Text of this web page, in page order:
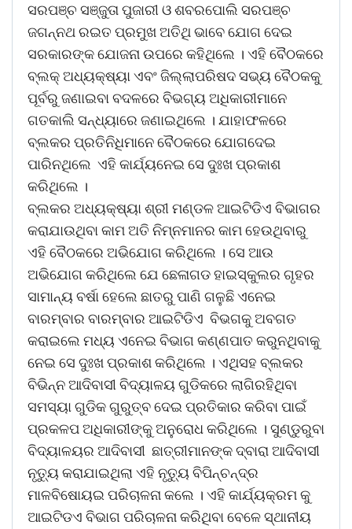
ସରପଞ୍ଚ ସଞ୍ଜୁତା ପୁଜାରୀ ଓ ଶବରପୋଲି ସରପଞ୍ଚ
ଜଗନ୍ନଥ ରଇତ ପ୍ରମୁଖ ଅତିଥି ଭାବେ ଯୋଗ ଦେଇ
ସରକାରଙ୍କ ଯୋଜନା ଉପରେ କହିଥିଲେ । ଏହି ବୈଠକରେ
ବ୍ଲକ୍ ଅଧ୍ୟକ୍ଷ୍ୟା ଏବଂ ଜିଲ୍ଲାପରିଷଦ ସଭ୍ୟ ବୈଠକକୁ
ପୂର୍ବରୁ ଜଣାଇବା ବଦଳରେ ବିଭଗ୍ୟ ଅଧିକାରୀମାନେ
ଗତକାଲି ସନ୍ଧ୍ୟାରେ ଜଣାଇଥିଲେ । ଯାହାଫଳରେ
ବ୍ଲକର ପ୍ରତିନିଧିମାନେ ବୈଠକରେ ଯୋଗଦେଇ
ପାରିନଥିଲେ ଏହି କାର୍ଯ୍ୟନେଇ ସେ ଦୁଃଖ ପ୍ରକାଶ
କରିଥିଲେ ।
ବ୍ଲକର ଅଧ୍ୟକ୍ଷ୍ୟା ଶ୍ରୀ ମଣ୍ଡଳ ଆଇଟିଡିଏ ବିଭାଗର
କରାଯାଉଥିବା କାମ ଅତି ନିମ୍ନମାନର କାମ ହେଉଥିବାରୁ
ଏହି ବୈଠକରେ ଅଭିଯୋଗ କରିଥିଲେ । ସେ ଆଉ
ଅଭିଯୋଗ କରିଥିଲେ ଯେ ଛେଳାଗଡ ହାଇସ୍କୁଲର ଗୃହର
ସାମାନ୍ୟ ବର୍ଷା ହେଲେ ଛାତରୁ ପାଣି ଗଳୁଛି ଏନେଇ
ବାରମ୍ବାର ବାରମ୍ବାର ଆଇଟିଡିଏ ବିଭଗକୁ ଅବଗତ
କରାଇଲେ ମଧ୍ୟ ଏନେଇ ବିଭାଗ କଣ୍ଣପାତ କରୁନଥିବାକୁ
ନେଇ ସେ ଦୁଃଖ ପ୍ରକାଶ କରିଥିଲେ । ଏଥିସହ ବ୍ଲକର
ବିଭିନ୍ନ ଆଦିବାସୀ ବିଦ୍ୟାଳୟ ଗୁଡିକରେ ଲାଗିରହିଥିବା
ସମସ୍ୟା ଗୁଡିକ ଗୁରୁତ୍ବ ଦେଇ ପ୍ରତିକାର କରିବା ପାଇଁ
ପ୍ରକଳପ ଅଧିକାରୀଙ୍କୁ ଅନୁରୋଧ କରିଥିଲେ । ସୁଣ୍ଡୁରୁବା
ବିଦ୍ୟାଳୟର ଆଦିବାସୀ ଛାତ୍ରୀମାନଙ୍କ ଦ୍ବାରା ଆଦିବାସୀ
ନୃତ୍ୟୁ କରାଯାଇଥିଲା ଏହି ନୃତ୍ୟୁ ବିପିନ୍ଚନ୍ଦ୍ର
ମାଳବିଷୋୟଇ ପରିଚାଳନା କଲେ । ଏହି କାର୍ଯ୍ୟକ୍ରମ କୁ
ଆଇଟିଡଏ ବିଭାଗ ପରିଚାଳନା କରିଥିବା ବେଳେ ସ୍ଥାନୀୟ